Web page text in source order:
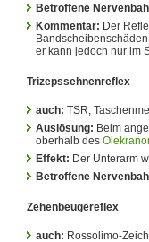
Betroffene
Kommentar: Der
er kann jedoch nur im
Trizepssehnenreflex
auch: TSR,
Auslösung: Beim
oberhalb des
Effekt: Der Unterarm
Betroffene
Zehenbeugereflex
auch: Rossolimo-